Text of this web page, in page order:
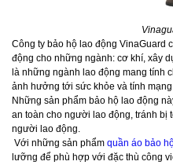
Công ty bảo hộ lao động VinaGuard
động cho những ngành: cơ khí, xây
là những ngành lao động mang tính
ảnh hưởng tới sức khỏe và tính mạng
Những sản phẩm bảo hộ lao động
an toàn cho người lao động, tránh bị
người lao động.
Với những sản phẩm quần áo bảo
lưỡng để phù hợp với đặc thù công